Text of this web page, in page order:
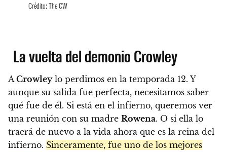
Crédito: The CW
La vuelta del demonio Crowley
ACrowleylo perdimos en la temporada 12. Y
aunque su salida fue perfecta, necesitamos saber
qué fue de él. Si está en el infierno, queremos ver
una reunión con su madre Rowena. O si ella lo
traerá de nuevo a la vida ahora que es la reina del
infierno. Sinceramente, fue uno de los mejores